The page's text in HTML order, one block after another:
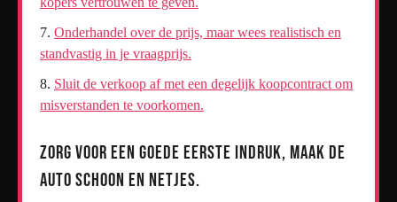
Onderhandel over de prijs, maar wees realistisch en
standvastig in je vraagprijs.
Sluit de verkoop af met een degelijk koopcontract om
misverstanden te voorkomen.
Zorg voor een goede eerste indruk, maak de
auto schoon en netjes.